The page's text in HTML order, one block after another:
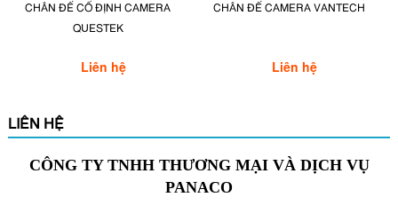
CHÂN ĐẾ CỐ ĐỊNH CAMERA
QUESTEK
Liên hệ
CHÂN ĐẾ CAMERA VANTECH
Liên hệ
LIÊN HỆ
CÔNG TY TNHH THƯƠNG MẠI VÀ DỊCH VỤ
PANACO